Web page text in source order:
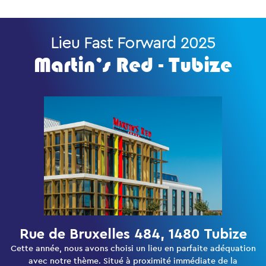
Lieu Fast Forward 2025
Martin’s Red - Tubize
Rue de Bruxelles 484, 1480 Tubize
Cette année, nous avons choisi un lieu en parfaite adéquation
avec notre thème. Situé à proximité immédiate de la